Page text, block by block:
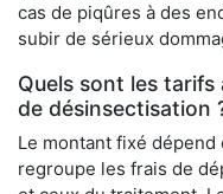
cas de piqûres à des
subir de sérieux
Quels sont les
de désinsectisation
Le montant fixé dépend
regroupe les frais de